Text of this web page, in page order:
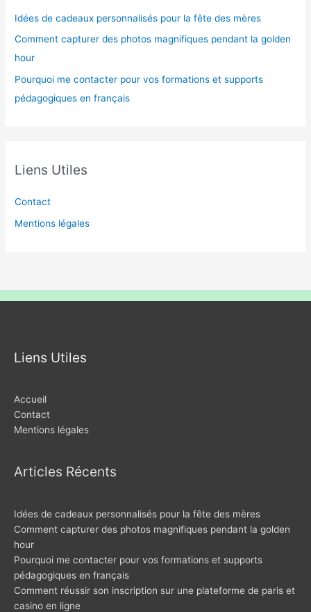
Idées de cadeaux personnalisés pour la fête des mères
Comment capturer des photos magnifiques pendant la golden
hour
Pourquoi me contacter pour vos formations et supports
pédagogiques en français
Liens Utiles
Contact
Mentions légales
Liens Utiles
Accueil
Contact
Mentions légales
Articles Récents
Idées de cadeaux personnalisés pour la fête des mères
Comment capturer des photos magnifiques pendant la golden
hour
Pourquoi me contacter pour vos formations et supports
pédagogiques en français
Comment réussir son inscription sur une plateforme de paris et
casino en ligne